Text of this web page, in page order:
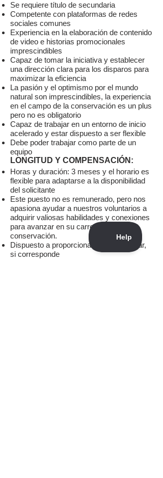
Se requiere título de secundaria
Competente con plataformas de redes
sociales comunes
Experiencia en la elaboración de contenido
de video e historias promocionales
imprescindibles
Capaz de tomar la iniciativa y establecer
una dirección clara para los disparos para
maximizar la eficiencia
La pasión y el optimismo por el mundo
natural son imprescindibles, la experiencia
en el campo de la conservación es un plus
pero no es obligatorio
Capaz de trabajar en un entorno de inicio
acelerado y estar dispuesto a ser flexible
Debe poder trabajar como parte de un
equipo
LONGITUD Y COMPENSACIÓN:
Horas y duración: 3 meses y el horario es
flexible para adaptarse a la disponibilidad
del solicitante
Este puesto no es remunerado, pero nos
apasiona ayudar a nuestros voluntarios a
adquirir valiosas habilidades y conexiones
para avanzar en su carrera en
conservación.
Dispuesto a proporcionar crédito escolar,
si corresponde